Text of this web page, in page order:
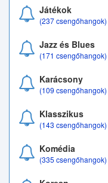
Játékok
(237 csengőhangok)
Jazz és Blues
(171 csengőhangok)
Karácsony
(109 csengőhangok)
Klasszikus
(143 csengőhangok)
Komédia
(335 csengőhangok)